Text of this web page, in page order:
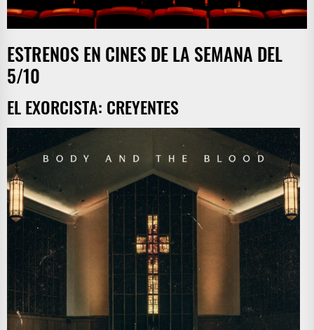
ESTRENOS EN CINES DE LA SEMANA DEL
5/10
EL EXORCISTA: CREYENTES